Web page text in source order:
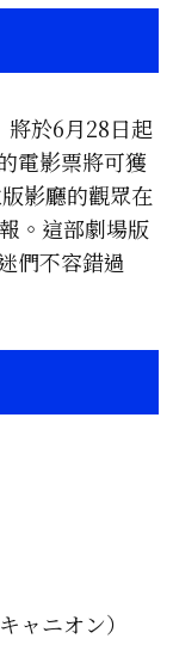
將於6月28日起
電影票將可獲
影廳的觀眾在
。這部劇場版
們不容錯過
ャニオン）